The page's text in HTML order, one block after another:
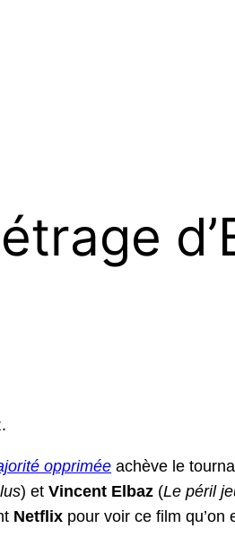
opprimée achève le
) et Vincent Elbaz (Le péril
Netflix pour voir ce film